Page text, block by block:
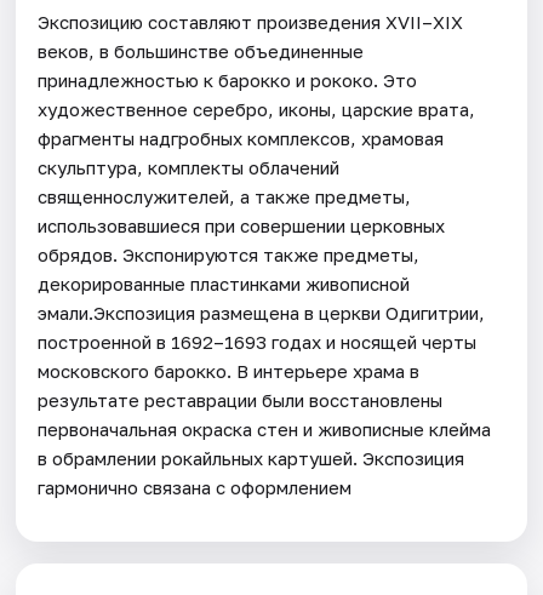
Экспозицию составляют произведения XVII–XIX
веков, в большинстве объединенные
принадлежностью к барокко и рококо. Это
художественное серебро, иконы, царские врата,
фрагменты надгробных комплексов, храмовая
скульптура, комплекты облачений
священнослужителей, а также предметы,
использовавшиеся при совершении церковных
обрядов. Экспонируются также предметы,
декорированные пластинками живописной
эмали.Экспозиция размещена в церкви Одигитрии,
построенной в 1692–1693 годах и носящей черты
московского барокко. В интерьере храма в
результате реставрации были восстановлены
первоначальная окраска стен и живописные клейма
в обрамлении рокайльных картушей. Экспозиция
гармонично связана с оформлением